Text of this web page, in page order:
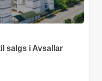
salgs i Avsallar